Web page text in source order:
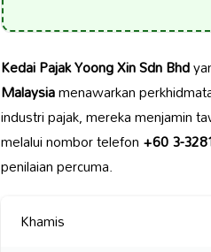
Kedai Pajak Yoong Xin Sdn Bhd
Malaysiamenawarkan
industri pajak, mereka menjamin
melalui nombor telefon+60 3-
penilaian percuma.
Khamis